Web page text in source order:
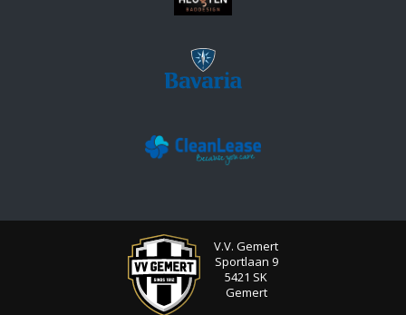
V.V. Gemert
Sportlaan 9
5421 SK
Gemert